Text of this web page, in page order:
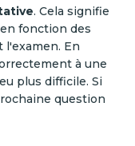
. Cela signifie
fonction des
l'examen. En
à une
plus difficile. Si
question